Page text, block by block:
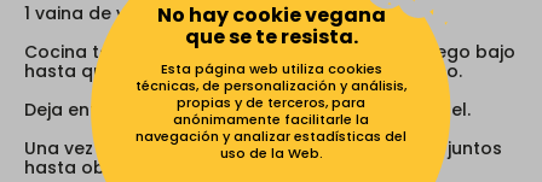
1 vaina de vainilla
Cocina todos los ingredientes en una olla a fuego bajo
hasta que el azúcar haya caramelizado un poco.
Deja enfriar los ingredientes en una hoja de papel.
Una vez esté frío, tritura todos los ingredientes juntos
hasta obtener un praliné casero.
No hay cookie vegana
que se te resista.
Esta página web utiliza cookies
técnicas, de personalización y análisis,
propias y de terceros, para
anónimamente facilitarle la
navegación y analizar estadísticas del
uso de la Web.